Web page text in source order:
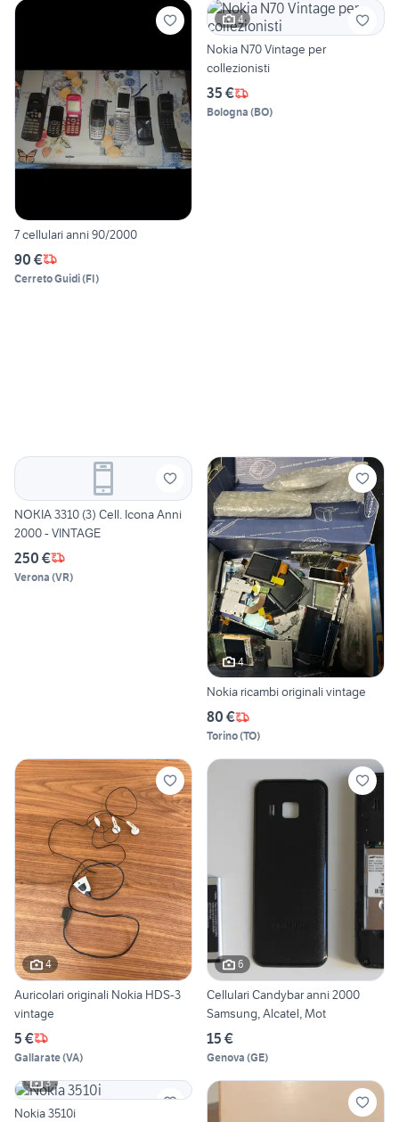
7 cellulari anni 90/2000
90 €
Cerreto Guidi(FI)
4
Nokia N70 Vintage per
collezionisti
35 €
Bologna (BO)
NOKIA 3310 (3) Cell. Icona Anni
2000 - VINTAGE
250 €
Verona (VR)
4
Nokia ricambi originali vintage
80 €
Torino(TO)
4
Auricolari originali Nokia HDS-3
vintage
5 €
Gallarate(VA)
6
Cellulari Candybar anni 2000
Samsung, Alcatel, Mot
15 €
Genova (GE)
3
Nokia 3510i